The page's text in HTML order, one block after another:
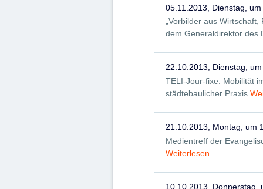
05.11.2013, Dienstag,
„Vorbilder aus
dem Generaldirektor des
22.10.2013, Dienstag,
TELI-Jour-fixe: Mobilität
städtebaulicher Praxis
21.10.2013, Montag, um
Medientreff der
Weiterlesen
10.10.2013, Donnerstag,